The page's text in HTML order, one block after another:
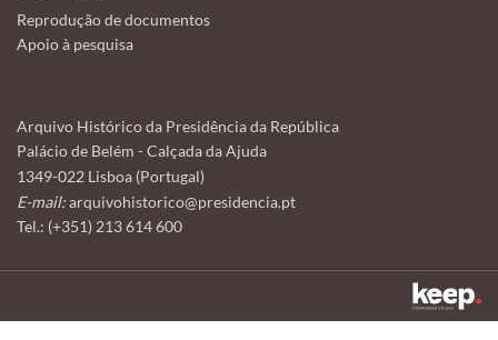
Reprodução de documentos
Apoio à pesquisa
Arquivo Histórico da Presidência da República
Palácio de Belém - Calçada da Ajuda
1349-022 Lisboa (Portugal)
E-mail:arquivohistorico@presidencia.pt
Tel.: (+351) 213 614 600